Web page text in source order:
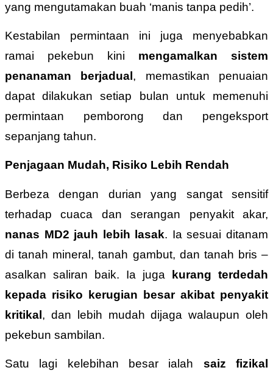
yang mengutamakan buah ‘manis tanpa pedih’.
Kestabilan permintaan ini juga menyebabkan
ramai pekebun kini mengamalkan sistem
penanaman berjadual , memastikan penuaian
dapat dilakukan setiap bulan untuk memenuhi
permintaan pemborong dan pengeksport
sepanjang tahun.
Penjagaan Mudah, Risiko Lebih Rendah
Berbeza dengan durian yang sangat sensitif
terhadap cuaca dan serangan penyakit akar,
nanas MD2 jauh lebih lasak. Ia sesuai ditanam
di tanah mineral, tanah gambut, dan tanah bris –
asalkan saliran baik. Ia juga
kurang terdedah
kepada risiko kerugian besar akibat penyakit
kritikal , dan lebih mudah dijaga walaupun oleh
pekebun sambilan.
Satu lagi kelebihan besar ialah saiz fizikal